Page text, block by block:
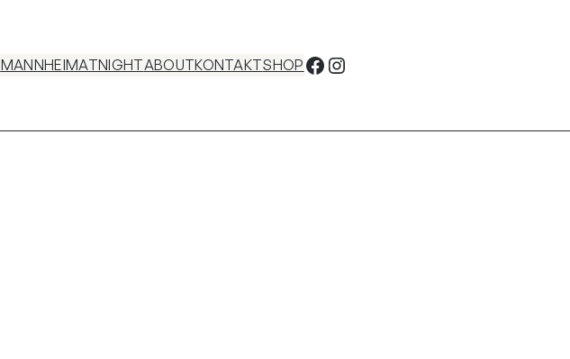
MANNHEIMATNIGHTABOUTKONTAKTSHOPFacebook Instagram